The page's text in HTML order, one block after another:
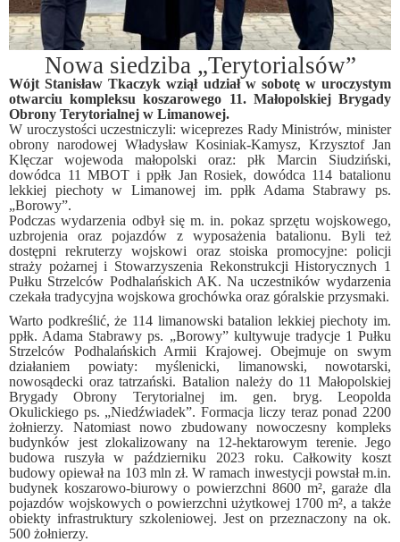
Nowa siedziba „Terytorialsów”
Wójt Stanisław Tkaczyk wziął udział w sobotę w uroczystym
otwarciu kompleksu koszarowego 11. Małopolskiej Brygady
Obrony Terytorialnej w Limanowej.
W uroczystości uczestniczyli: wiceprezes Rady Ministrów, minister
obrony narodowej Władysław Kosiniak-Kamysz, Krzysztof Jan
Klęczar wojewoda małopolski oraz: płk Marcin Siudziński,
dowódca 11 MBOT i ppłk Jan Rosiek, dowódca 114 batalionu
lekkiej piechoty w Limanowej im. ppłk Adama Stabrawy ps.
„Borowy”.
Podczas wydarzenia odbył się m. in. pokaz sprzętu wojskowego,
uzbrojenia oraz pojazdów z wyposażenia batalionu. Byli też
dostępni rekruterzy wojskowi oraz stoiska promocyjne: policji
straży pożarnej i Stowarzyszenia Rekonstrukcji Historycznych 1
Pułku Strzelców Podhalańskich AK. Na uczestników wydarzenia
czekała tradycyjna wojskowa grochówka oraz góralskie przysmaki.
Warto podkreślić, że 114 limanowski batalion lekkiej piechoty im.
ppłk. Adama Stabrawy ps. „Borowy” kultywuje tradycje 1 Pułku
Strzelców Podhalańskich Armii Krajowej. Obejmuje on swym
działaniem powiaty: myślenicki, limanowski, nowotarski,
nowosądecki oraz tatrzański. Batalion należy do 11 Małopolskiej
Brygady Obrony Terytorialnej im. gen. bryg. Leopolda
Okulickiego ps. „Niedźwiadek”. Formacja liczy teraz ponad 2200
żołnierzy. Natomiast nowo zbudowanynowoczesny kompleks
budynków jest zlokalizowany na 12-hektarowym terenie. Jego
budowa ruszyła w październiku 2023 roku. Całkowity koszt
budowy opiewał na 103 mln zł. W ramach inwestycji powstał m.in.
budynek koszarowo-biurowy o powierzchni 8600 m², garaże dla
pojazdów wojskowych o powierzchni użytkowej 1700 m², a także
obiekty infrastruktury szkoleniowej. Jest on przeznaczony na ok.
500 żołnierzy.